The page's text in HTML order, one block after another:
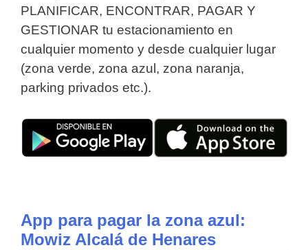
PLANIFICAR, ENCONTRAR, PAGAR Y
GESTIONAR tu estacionamiento en
cualquier momento y desde cualquier lugar
(zona verde, zona azul, zona naranja,
parking privados etc.).
App para pagar la zona azul:
Mowiz Alcalá de Henares